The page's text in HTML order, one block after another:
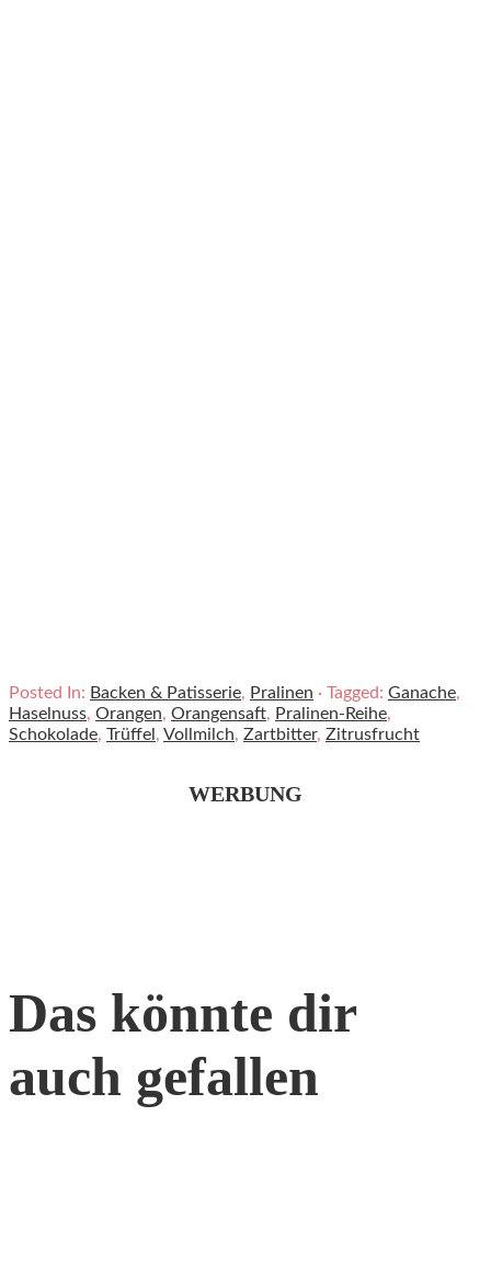
Posted In: Backen & Patisserie, Pralinen · Tagged: Ganache,
Haselnuss, Orangen, Orangensaft, Pralinen-Reihe,
Schokolade, Trüffel , Vollmilch, Zartbitter, Zitrusfrucht
WERBUNG
Das könnte dir
auch gefallen